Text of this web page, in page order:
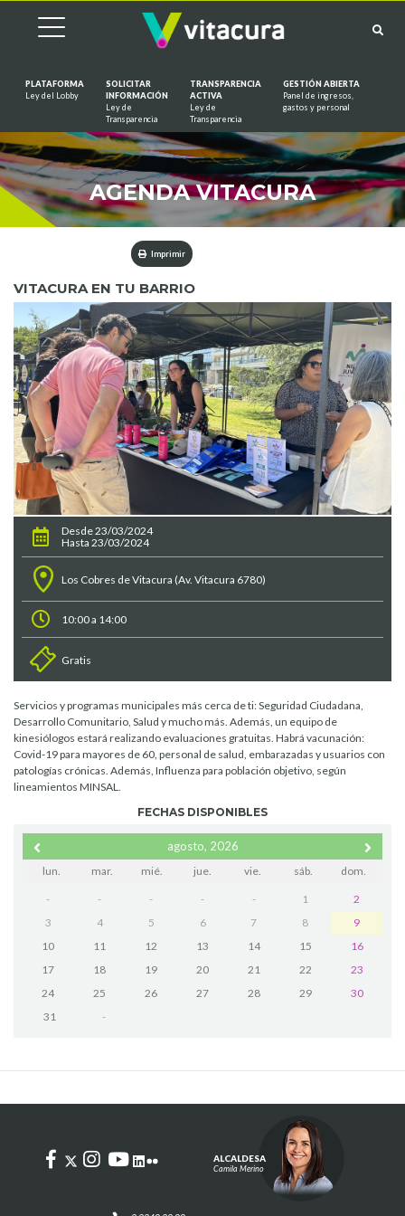
PLATAFORMA
Ley del Lobby
SOLICITAR
INFORMACIÓN
Ley de
Transparencia
TRANSPARENCIA
ACTIVA
Ley de
Transparencia
GESTIÓN ABIERTA
Panel de ingresos,
gastos y personal
AGENDA VITACURA
Imprimir
VITACURA EN TU BARRIO
Desde 23/03/2024
Hasta 23/03/2024
Los Cobres de Vitacura (Av. Vitacura 6780)
10:00 a 14:00
Gratis
Servicios y programas municipales más cerca de ti: Seguridad Ciudadana,
Desarrollo Comunitario, Salud y mucho más. Además, un equipo de
kinesiólogos estará realizando evaluaciones gratuitas. Habrá vacunación:
Covid-19 para mayores de 60, personal de salud, embarazadas y usuarios con
patologías crónicas. Además, Influenza para población objetivo, según
lineamientos MINSAL.
FECHAS DISPONIBLES
agosto, 2026
lun. mar. mié. jue. vie. sáb. dom.
- - - - - 1
2
3
4 5 6 7 8
9
10
11 12 13 14 15
16
17
18 19 20 21 22
23
24
25 26 27 28 29
30
31
-
ALCALDESA
Camila Merino